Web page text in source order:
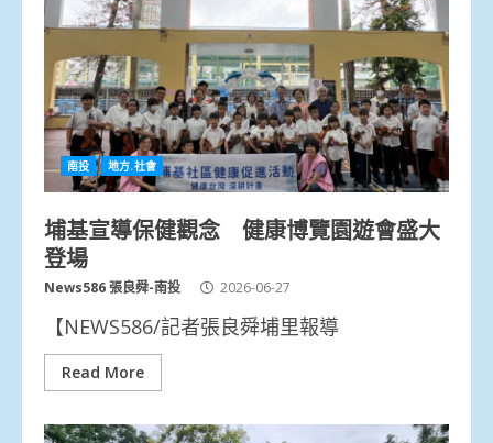
南投 地方.社會
埔基宣導保健觀念 健康博覽園遊會盛大
登場
News586 張良舜-南投 2026-06-27
【NEWS586/記者張良舜埔里報導
Read More